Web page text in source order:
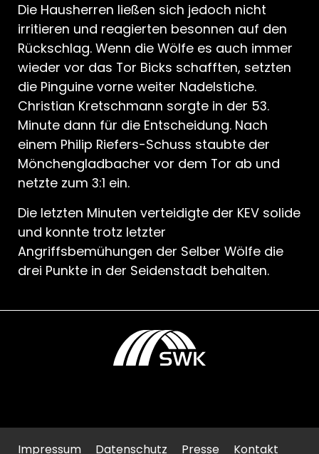
Die Hausherren ließen sich jedoch nicht
irritieren und reagierten besonnen auf den
Rückschlag. Wenn die Wölfe es auch immer
wieder vor das Tor Bicks schafften, setzten
die Pinguine vorne weiter Nadelstiche.
Christian Kretschmann sorgte in der 53.
Minute dann für die Entscheidung. Nach
einem Philip Riefers-Schuss staubte der
Mönchengladbacher vor dem Tor ab und
netzte zum 3:1 ein.
Die letzten Minuten verteidigte der KEV solide
und konnte trotz letzter
Angriffsbemühungen der Selber Wölfe die
drei Punkte in der Seidenstadt behalten.
Impressum Datenschutz Presse Kontakt